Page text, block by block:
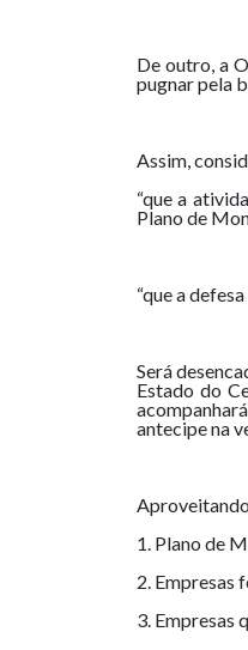
De outro, a
pugnar pela
Assim,
“que a
Plano de
“que a
Será
Estado do
antecipe na
1. Plano de
2. Empresas
3. Empresas